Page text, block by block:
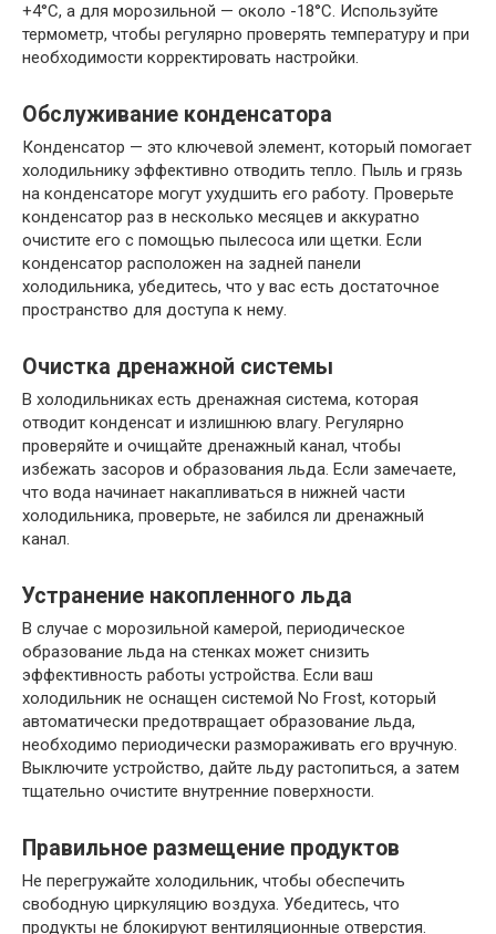
+4°C, а для морозильной — около -18°C. Используйте
термометр, чтобы регулярно проверять температуру и при
необходимости корректировать настройки.
Обслуживание конденсатора
Конденсатор — это ключевой элемент, который помогает
холодильнику эффективно отводить тепло. Пыль и грязь
на конденсаторе могут ухудшить его работу. Проверьте
конденсатор раз в несколько месяцев и аккуратно
очистите его с помощью пылесоса или щетки. Если
конденсатор расположен на задней панели
холодильника, убедитесь, что у вас есть достаточное
пространство для доступа к нему.
Очистка дренажной системы
В холодильниках есть дренажная система, которая
отводит конденсат и излишнюю влагу. Регулярно
проверяйте и очищайте дренажный канал, чтобы
избежать засоров и образования льда. Если замечаете,
что вода начинает накапливаться в нижней части
холодильника, проверьте, не забился ли дренажный
канал.
Устранение накопленного льда
В случае с морозильной камерой, периодическое
образование льда на стенках может снизить
эффективность работы устройства. Если ваш
холодильник не оснащен системой No Frost, который
автоматически предотвращает образование льда,
необходимо периодически размораживать его вручную.
Выключите устройство, дайте льду растопиться, а затем
тщательно очистите внутренние поверхности.
Правильное размещение продуктов
Не перегружайте холодильник, чтобы обеспечить
свободную циркуляцию воздуха. Убедитесь, что
продукты не блокируют вентиляционные отверстия.